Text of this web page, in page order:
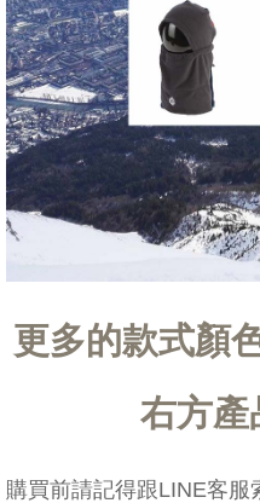
更多的款式顏
右方產
購買前請記得跟LINE客服